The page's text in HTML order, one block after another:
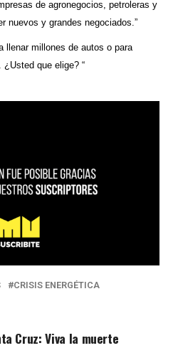
de agronegocios, petroleras y
nuevos y grandes negociados.”
llenar millones de autos o para
que elige? “
CRISIS ENERGÉTICA
Cruz: Viva la muerte